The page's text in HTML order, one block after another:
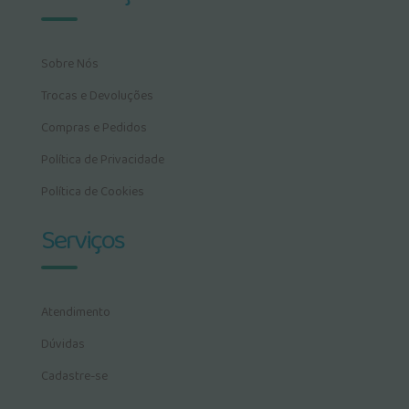
Sobre Nós
Trocas e Devoluções
Compras e Pedidos
Política de Privacidade
Política de Cookies
Serviços
Atendimento
Dúvidas
Cadastre-se